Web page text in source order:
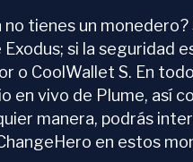
no tienes un
Exodus; si la seguridad
o CoolWallet S. En
en vivo de Plume, así
manera, podrás
en estos